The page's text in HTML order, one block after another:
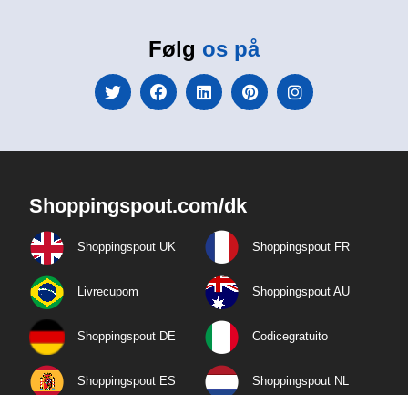
Følg os på
Shoppingspout.com/dk
Shoppingspout UK Shoppingspout FR
Livrecupom Shoppingspout AU
Shoppingspout DE Codicegratuito
Shoppingspout ES Shoppingspout NL